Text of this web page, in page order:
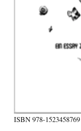
ISBN 978-1523458769